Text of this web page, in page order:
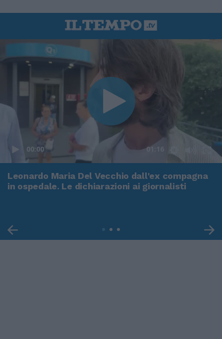
00:00 01:16
Leonardo Maria Del Vecchio dall'ex compagna
in ospedale. Le dichiarazioni ai giornalisti